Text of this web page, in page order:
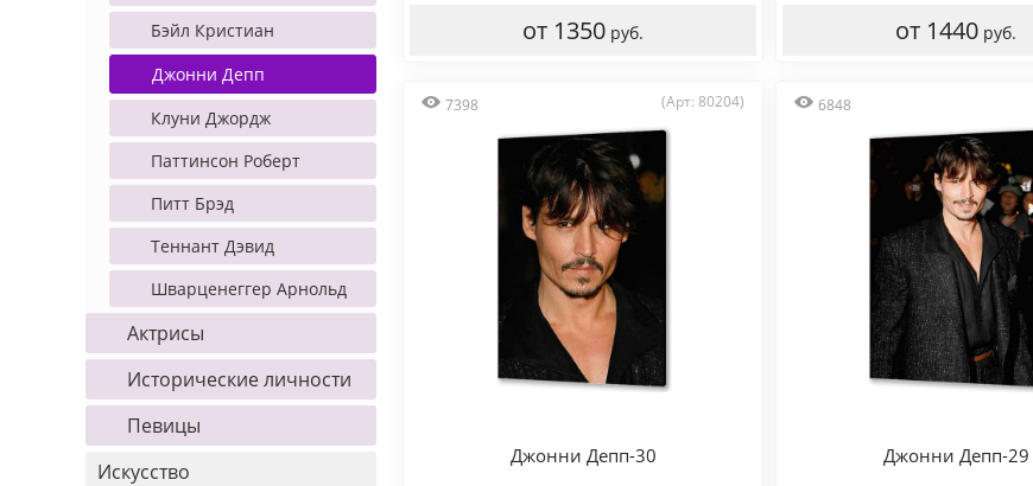
Бэйл Кристиан
Джонни Депп
Клуни Джордж
Паттинсон Роберт
Питт Брэд
Теннант Дэвид
Шварценеггер Арнольд
Актрисы
Исторические личности
Певицы
Искусство
от 1350 руб. от 1440 руб.
7398 (Арт: 80204)
Джонни Депп-30
6848
Джонни Депп-29